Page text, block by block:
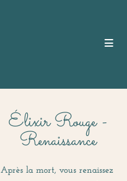
Élixir Rouge -
Renaissance
Après la mort, vous renaissez